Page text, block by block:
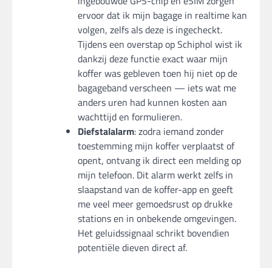
ervoor dat ik mijn bagage in realtime kan
volgen, zelfs als deze is ingecheckt.
Tijdens een overstap op Schiphol wist ik
dankzij deze functie exact waar mijn
koffer was gebleven toen hij niet op de
bagageband verscheen — iets wat me
anders uren had kunnen kosten aan
wachttijd en formulieren.
Diefstalalarm: zodra iemand zonder
toestemming mijn koffer verplaatst of
opent, ontvang ik direct een melding op
mijn telefoon. Dit alarm werkt zelfs in
slaapstand van de koffer-app en geeft
me veel meer gemoedsrust op drukke
stations en in onbekende omgevingen.
Het geluidssignaal schrikt bovendien
potentiële dieven direct af.